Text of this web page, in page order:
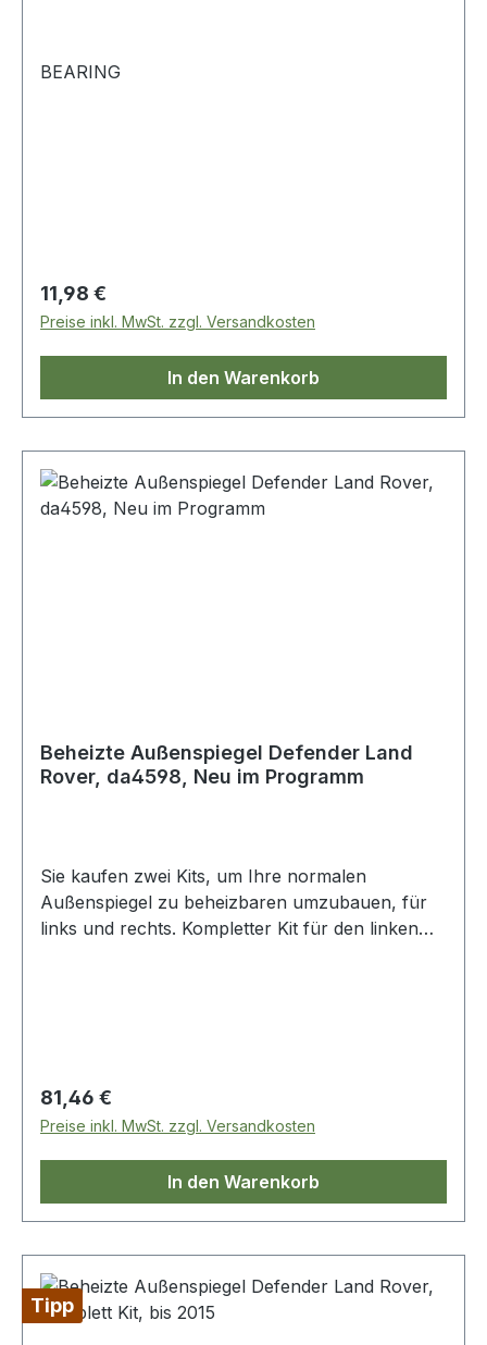
BEARING
Regulärer Preis:
11,98 €
Preise inkl. MwSt. zzgl. Versandkosten
In den Warenkorb
Beheizte Außenspiegel Defender Land
Rover, da4598, Neu im Programm
Sie kaufen zwei Kits, um Ihre normalen
Außenspiegel zu beheizbaren umzubauen, für
links und rechts. Kompletter Kit für den linken
Regulärer Preis:
81,46 €
Preise inkl. MwSt. zzgl. Versandkosten
In den Warenkorb
Tipp